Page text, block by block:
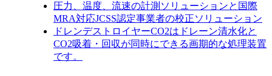
圧力、温度、流速の計測ソリューションと国際
MRA対応JCSS認定事業者の校正ソリューション
ドレンデストロイヤーCO2はドレーン清水化と
CO2吸着・回収が同時にできる画期的な処理装置
です。